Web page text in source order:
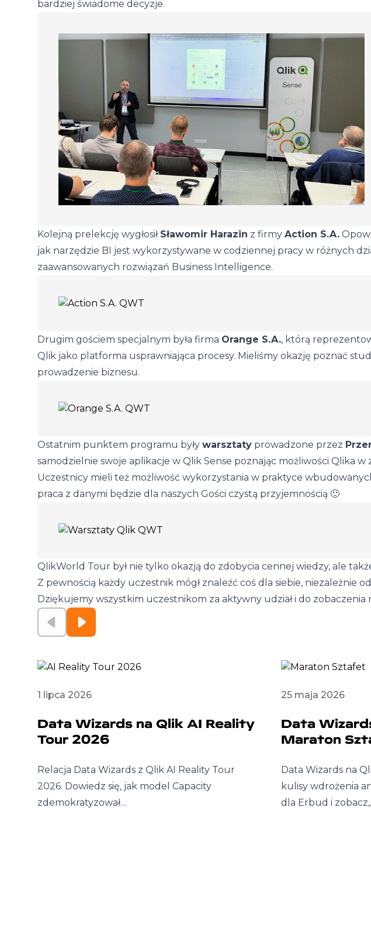
bardziej świadome decyzje.
Kolejną prelekcję wygłosił Sławomir Harazin z firmy Action S.A.
jak narzędzie BI jest wykorzystywane w codziennej pracy w różnych
zaawansowanych rozwiązań Business Intelligence.
Drugim gościem specjalnym była firma Orange S.A., którą
Qlik jako platforma usprawniająca procesy. Mieliśmy okazję poznać
prowadzenie biznesu.
Ostatnim punktem programu były warsztaty prowadzone przez
samodzielnie swoje aplikacje w Qlik Sense poznając możliwości Qlika
Uczestnicy mieli też możliwość wykorzystania w praktyce
praca z danymi będzie dla naszych Gości czystą przyjemnością 🙂
QlikWorld Tour był nie tylko okazją do zdobycia cennej wiedzy, ale
Z pewnością każdy uczestnik mógł znaleźć coś dla siebie, niezależnie
Dziękujemy wszystkim uczestnikom za aktywny udział i do zobaczenia
1 lipca 2026
Data Wizards na Qlik AI Reality
Tour 2026
Relacja Data Wizards z Qlik AI Reality Tour
2026. Dowiedz się, jak model Capacity
zdemokratyzował…
25 maja 2026
Data
Maraton
Data Wizards na
kulisy wdrożenia
dla Erbud i